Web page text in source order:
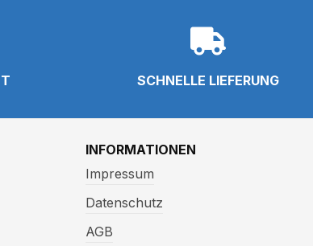
SCHNELLE LIEFERUNG
INFORMATIONEN
Impressum
Datenschutz
AGB